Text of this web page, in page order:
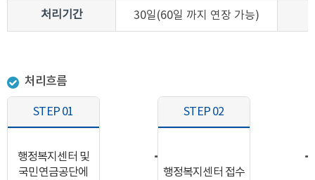
처리기간 30일(60일 까지 연장 가능)
처리흐름
STEP 01
행정복지센터 및
국민연금공단에
STEP 02
행정복지센터 접수